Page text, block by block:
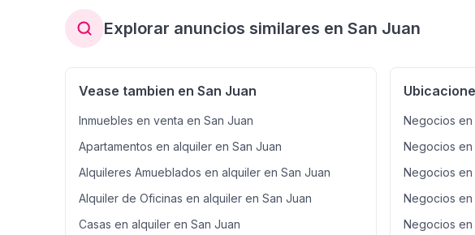
Explorar anuncios similares en San Juan
Vease tambien en San Juan
Inmuebles en venta en San Juan
Apartamentos en alquiler en San Juan
Alquileres Amueblados en alquiler en San Juan
Alquiler de Oficinas en alquiler en San Juan
Casas en alquiler en San Juan
Negocios en
Negocios en
Negocios
Negocios en
Negocios en